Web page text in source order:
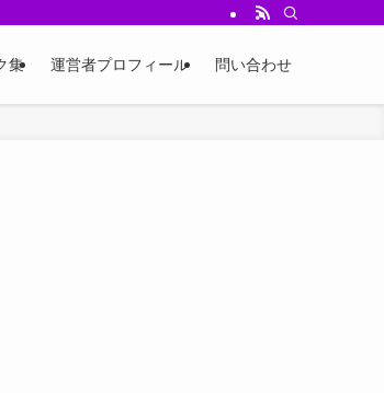
選びやイベント情報を発信中。
集 運営者プロフィール 問い合わせ